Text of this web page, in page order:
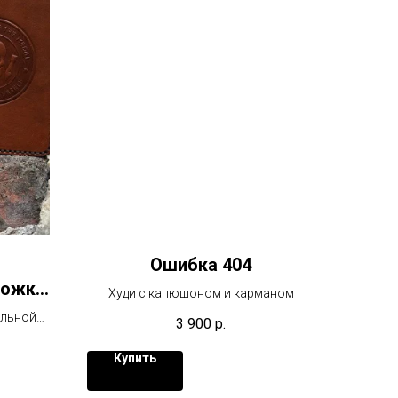
Ошибка 404
Худи с капюшоном и карманом
3 900 р.
Купить